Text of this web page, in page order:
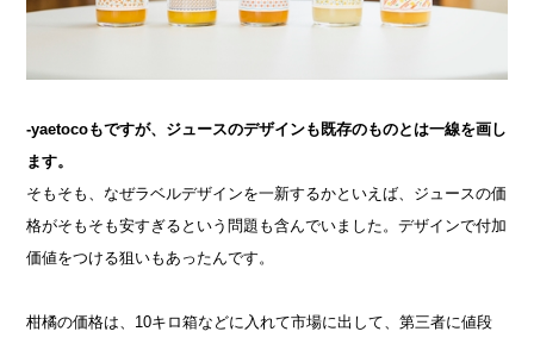
-yaetocoもですが、ジュースのデザインも既存のものとは一線を画し
ます。
そもそも、なぜラベルデザインを一新するかといえば、ジュースの価
格がそもそも安すぎるという問題も含んでいました。デザインで付加
価値をつける狙いもあったんです。
柑橘の価格は、10キロ箱などに入れて市場に出して、第三者に値段